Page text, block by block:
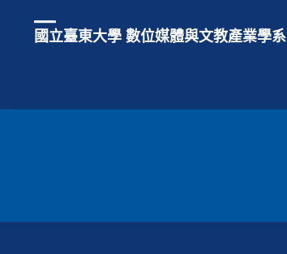
國立臺東大學 數位媒體與文教產業學系